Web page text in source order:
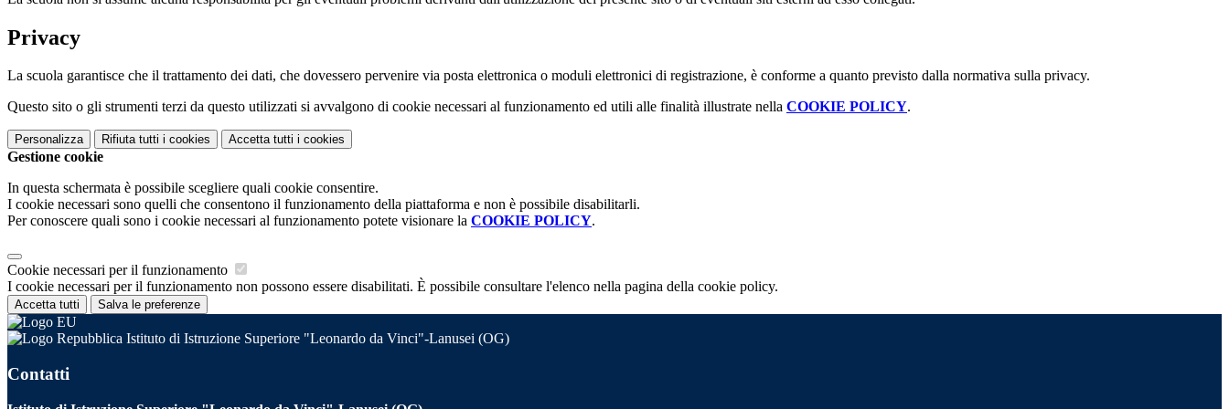
Privacy
La scuola garantisce che il trattamento dei dati, che dovessero pervenire via posta elettronica o moduli elettronici di registrazione, è conforme a quanto previsto dalla normativa sulla privacy.
Questo sito o gli strumenti terzi da questo utilizzati si avvalgono di cookie necessari al funzionamento ed utili alle finalità illustrate nella COOKIE POLICY.
Personalizza Rifiuta tutti i cookies Accetta tutti i cookies
Gestione cookie
In questa schermata è possibile scegliere quali cookie consentire.
I cookie necessari sono quelli che consentono il funzionamento della piattaforma e non è possibile disabilitarli.
Per conoscere quali sono i cookie necessari al funzionamento potete visionare la COOKIE POLICY.
Cookie necessari per il funzionamento
I cookie necessari per il funzionamento non possono essere disabilitati. È possibile consultare l'elenco nella pagina della cookie policy.
Accetta tutti Salva le preferenze
Istituto di Istruzione Superiore "Leonardo da Vinci"-Lanusei (OG)
Contatti